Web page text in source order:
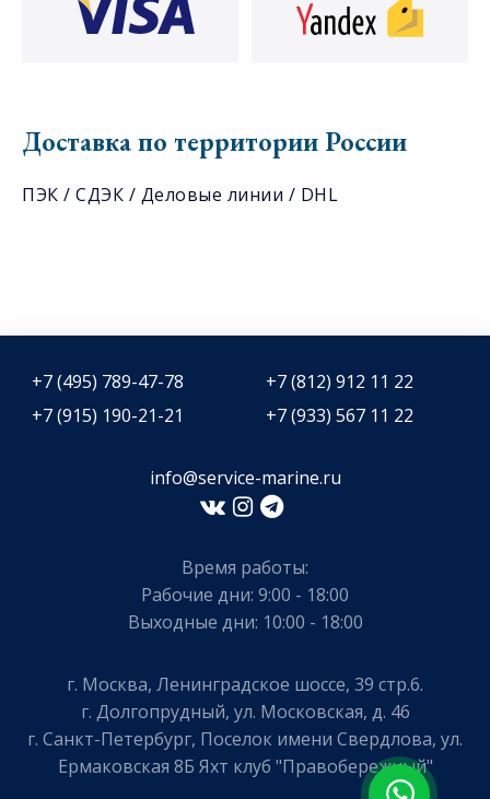
Доставка по территории России
ПЭК / СДЭК / Деловые линии / DHL
+7 (495) 789-47-78
+7 (812) 912 11 22
+7 (915) 190-21-21
+7 (933) 567 11 22
info@service-marine.ru​​
Время работы:
Рабочие дни: 9:00 - 18:00
Выходные дни: 10:00 - 18:00
г. Москва, Ленинградское шоссе, 39 стр.6.
г. Долгопрудный, ул. Московская, д. 46
г. Санкт-Петербург, Поселок имени Свердлова, ул.
Ермаковская 8Б Яхт клуб "Правобережный"